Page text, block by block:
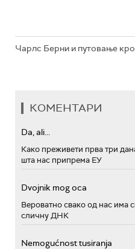
Чарлс Берни и путовање
КОМЕНТАРИ
Da, ali...
Како преживети прва три
шта нас припрема ЕУ
Dvojnik mog oca
Вероватно свако од нас има
сличну ДНК
Nemogućnost tusiranja